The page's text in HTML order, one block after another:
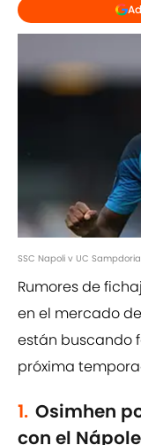
SSC Napoli v UC
Rumores de
en el mercado
están buscando
próxima
1. Osimhen
con el